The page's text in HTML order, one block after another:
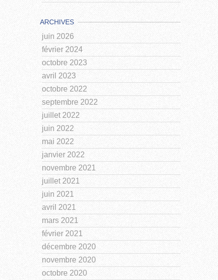
ARCHIVES
juin 2026
février 2024
octobre 2023
avril 2023
octobre 2022
septembre 2022
juillet 2022
juin 2022
mai 2022
janvier 2022
novembre 2021
juillet 2021
juin 2021
avril 2021
mars 2021
février 2021
décembre 2020
novembre 2020
octobre 2020